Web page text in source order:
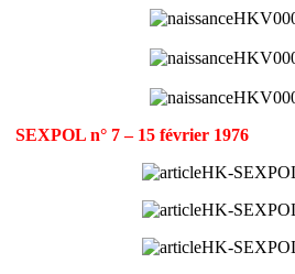
SEXPOL n° 7 – 15 février 1976